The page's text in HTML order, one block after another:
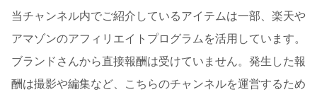
当チャンネル内でご紹介しているアイテムは一部、楽天や
アマゾンのアフィリエイトプログラムを活用しています。
ブランドさんから直接報酬は受けていません。発生した報
酬は撮影や編集など、こちらのチャンネルを運営するため